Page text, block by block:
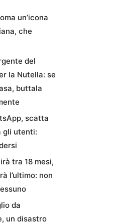
un’icona
che
del
la Nutella: se
buttala
scatta
gli utenti:
tra 18 mesi,
l’ultimo: non
da
un disastro